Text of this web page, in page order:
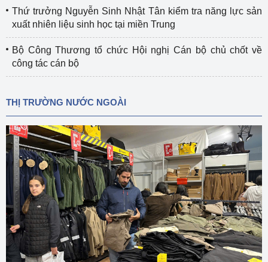
Thứ trưởng Nguyễn Sinh Nhật Tân kiểm tra năng lực sản
xuất nhiên liệu sinh học tại miền Trung
Bộ Công Thương tổ chức Hội nghị Cán bộ chủ chốt về
công tác cán bộ
THỊ TRƯỜNG NƯỚC NGOÀI